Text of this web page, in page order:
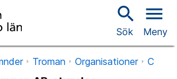
search
Sök
menu
Meny
Troman Organisationer C